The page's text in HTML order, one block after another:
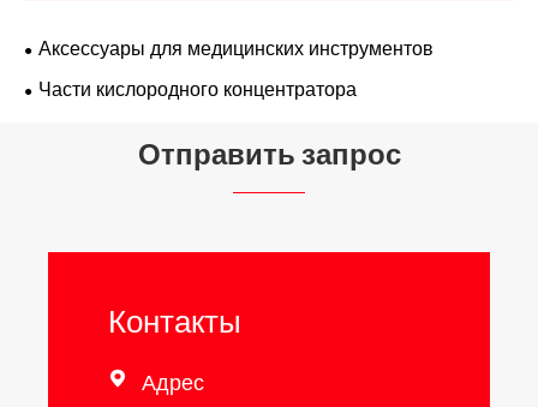
Аксессуары для медицинских инструментов
Части кислородного концентратора
Отправить запрос
Контакты
 Адрес